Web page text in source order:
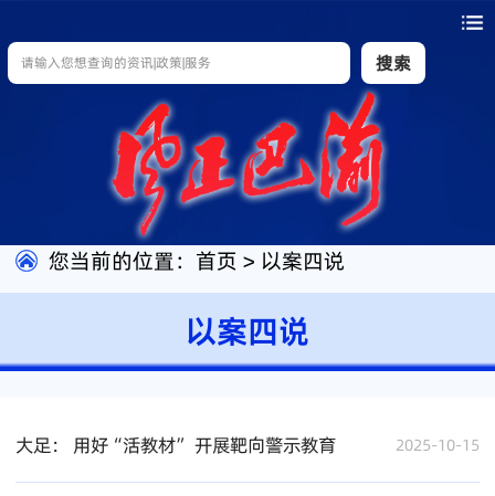
搜索
您当前的位置： 首页 > 以案四说
以案四说
大足： 用好“活教材” 开展靶向警示教育 2025-10-15